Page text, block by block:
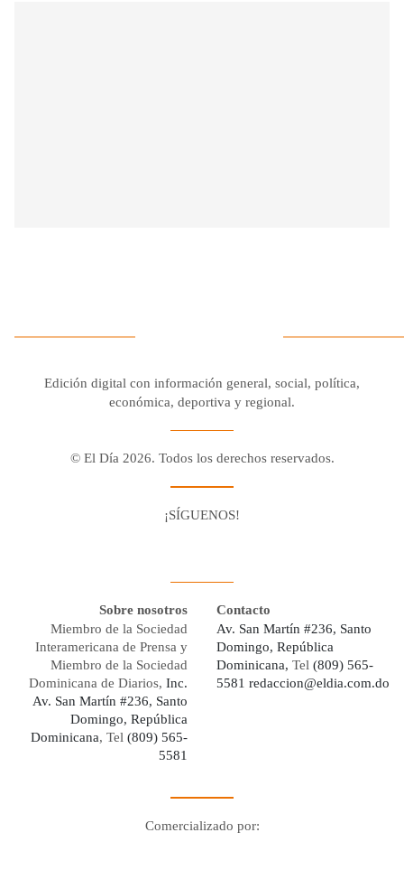
Edición digital con información general, social, política,
económica, deportiva y regional.
© El Día 2026. Todos los derechos reservados.
¡SÍGUENOS!
Sobre nosotros
Miembro de la Sociedad
Interamericana de Prensa y
Miembro de la Sociedad
Dominicana de Diarios, Inc.
Av. San Martín #236, Santo
Domingo, República
Dominicana, Tel (809) 565-
5581
Contacto
Av. San Martín #236, Santo
Domingo, República
Dominicana, Tel (809) 565-
5581 redaccion@eldia.com.do
Comercializado por: